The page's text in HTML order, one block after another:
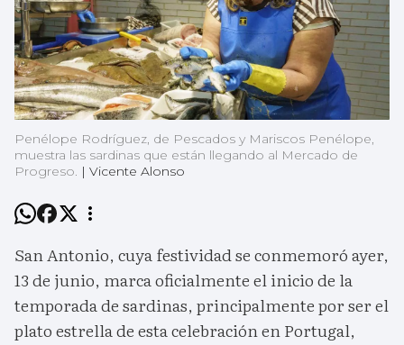
Penélope Rodríguez, de Pescados y Mariscos Penélope,
muestra las sardinas que están llegando al Mercado de
Progreso. | Vicente Alonso
San Antonio, cuya festividad se conmemoró ayer,
13 de junio, marca oficialmente el inicio de la
temporada de sardinas, principalmente por ser el
plato estrella de esta celebración en Portugal,